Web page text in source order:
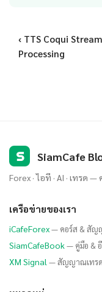
‹ TTS Coqui Stream
Processing
S SiamCafe
Forex · ไอที · AI · เทรด
เครือข่ายของเรา
iCafeForex— คอร์ส & สัญ
SiamCafeBook— คู่มือ &
XM Signal — สัญญาณเทร